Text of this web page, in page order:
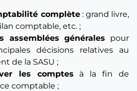
complète: grand livre,
comptable, etc. ;
assemblées générales pour
décisions relatives au
de la SASU ;
les comptes à la fin de
comptable ;